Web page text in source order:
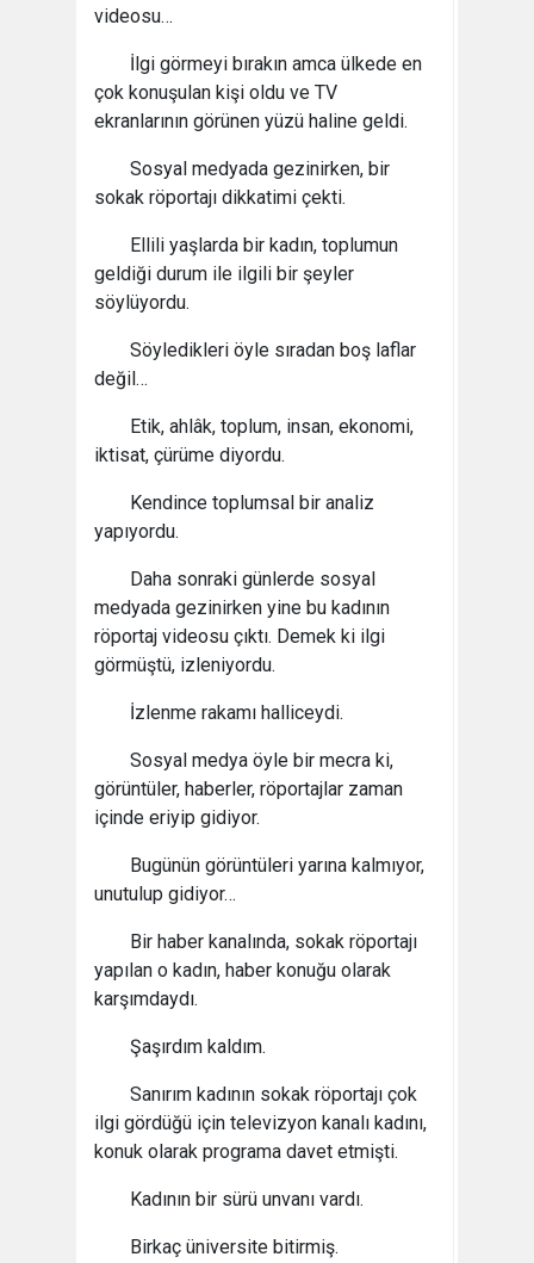
videosu…
İlgi görmeyi bırakın amca ülkede en
çok konuşulan kişi oldu ve TV
ekranlarının görünen yüzü haline geldi.
Sosyal medyada gezinirken, bir
sokak röportajı dikkatimi çekti.
Ellili yaşlarda bir kadın, toplumun
geldiği durum ile ilgili bir şeyler
söylüyordu.
Söyledikleri öyle sıradan boş laflar
değil…
Etik, ahlâk, toplum, insan, ekonomi,
iktisat, çürüme diyordu.
Kendince toplumsal bir analiz
yapıyordu.
Daha sonraki günlerde sosyal
medyada gezinirken yine bu kadının
röportaj videosu çıktı. Demek ki ilgi
görmüştü, izleniyordu.
İzlenme rakamı halliceydi.
Sosyal medya öyle bir mecra ki,
görüntüler, haberler, röportajlar zaman
içinde eriyip gidiyor.
Bugünün görüntüleri yarına kalmıyor,
unutulup gidiyor…
Bir haber kanalında, sokak röportajı
yapılan o kadın, haber konuğu olarak
karşımdaydı.
Şaşırdım kaldım.
Sanırım kadının sokak röportajı çok
ilgi gördüğü için televizyon kanalı kadını,
konuk olarak programa davet etmişti.
Kadının bir sürü unvanı vardı.
Birkaç üniversite bitirmiş.